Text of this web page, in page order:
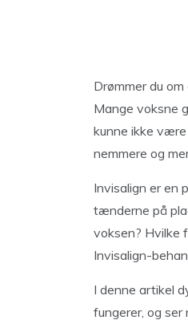
Drømmer du
Mange voksne
kunne ikke
nemmere og
Invisalign er en
tænderne på
voksen? Hvilke
Invisalign-
I denne artikel
fungerer, og ser